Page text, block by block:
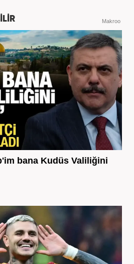
Makroo
bana Kudüs Valiliğini